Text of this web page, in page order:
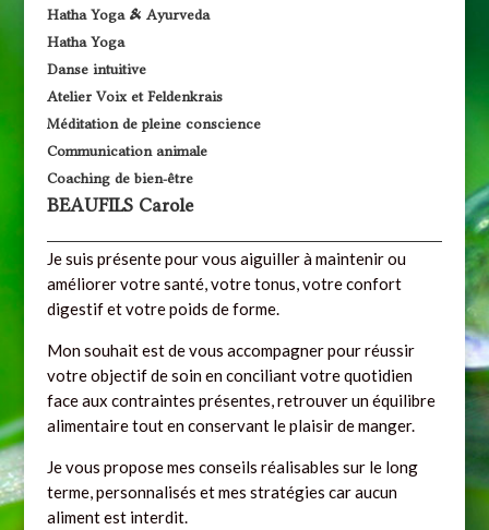
Hatha Yoga & Ayurveda
Hatha Yoga
Danse intuitive
Atelier Voix et Feldenkrais
Méditation de pleine conscience
Communication animale
Coaching de bien-être
BEAUFILS Carole
Je suis présente pour vous aiguiller à maintenir ou
améliorer votre santé, votre tonus, votre confort
digestif et votre poids de forme.
Mon souhait est de vous accompagner pour réussir
votre objectif de soin en conciliant votre quotidien
face aux contraintes présentes, retrouver un équilibre
alimentaire tout en conservant le plaisir de manger.
Je vous propose mes conseils réalisables sur le long
terme, personnalisés et mes stratégies car aucun
aliment est interdit.